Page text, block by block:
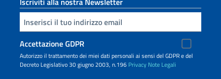
Inserisci la tua email
Accettazione GDPR
Autorizzo il trattamento dei miei dati personali ai sensi del GDPR e del
Decreto Legislativo 30 giugno 2003, n.196 Privacy Note Legali